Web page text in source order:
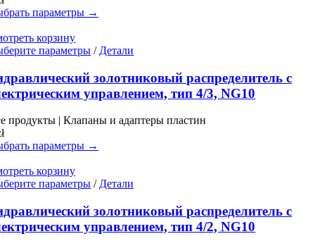
на
параметры →
корзину
параметры Этот
имеет
несколько
вариаций.
можно
на
/ Детали
золотниковый распределитель с
управлением, тип 4/3, NG10
продукты | Клапаны и адаптеры пластин
параметры →
корзину
параметры Этот
имеет
несколько
вариаций.
/ Детали
золотниковый распределитель с
управлением, тип 4/2, NG10